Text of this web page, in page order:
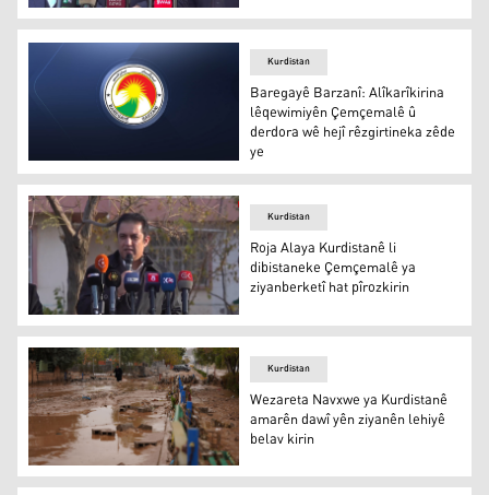
Zêdetirî 11.5 milyar dînaran bo Çemçemalê hatine
Baregayê Barzanî
Kurdistan
Baregayê Barzanî: Alîkarîkirina
lêqewimiyên Çemçemalê û
derdora wê hejî rêzgirtineka zêde
ye
Roja Alaya Kurdistanê li dibistaneke Çemçemalê ya
Kurdistan
Roja Alaya Kurdistanê li
dibistaneke Çemçemalê ya
ziyanberketî hat pîrozkirin
Wezareta Navxwe ya Kurdistanê amarên dawî yên
Kurdistan
Wezareta Navxwe ya Kurdistanê
amarên dawî yên ziyanên lehiyê
belav kirin